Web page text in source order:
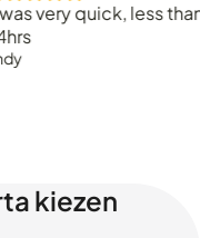
quick, less than
kiezen